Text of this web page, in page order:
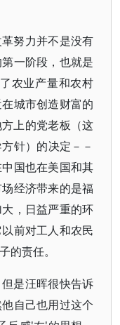
努力并不是没有
一阶段，也就是
农业产量和农村
城市创造财富的
上的党老板（这
针）的决定－－
国也在美国和其
经济带来的是福
，日益严重的环
前对工人和农民
的责任。
是汪晖很快告诉
自己也用过这个